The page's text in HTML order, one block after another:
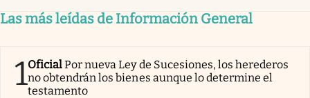
Las más leídas de Información General
1OficialPor nueva Ley de Sucesiones, los herederos
no obtendrán los bienes aunque lo determine el
testamento